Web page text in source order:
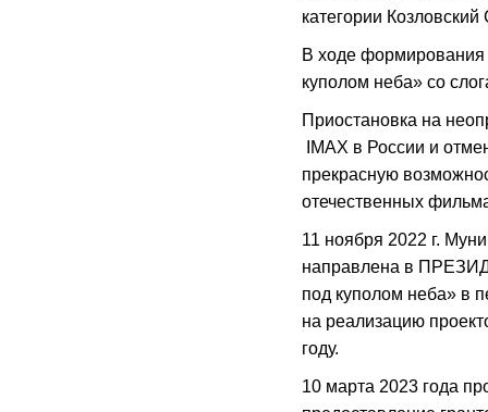
категории
В ходе формирования
куполом неба» со
Приостановка на
IMAX в России и
прекрасную
отечественных
11 ноября 2022 г.
направлена в
под куполом неба» в
на реализацию
году.
10 марта 2023 года